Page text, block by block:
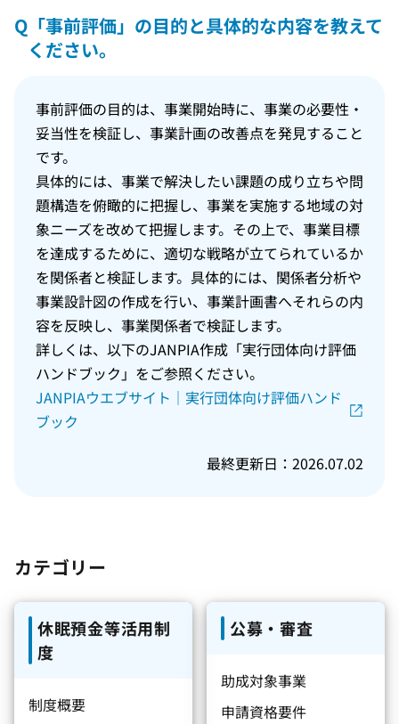
Q 「事前評価」の目的と具体的な内容を教えて
ください。
事前評価の目的は、事業開始時に、事業の必要性・
妥当性を検証し、事業計画の改善点を発見すること
です。
具体的には、事業で解決したい課題の成り立ちや問
題構造を俯瞰的に把握し、事業を実施する地域の対
象ニーズを改めて把握します。その上で、事業目標
を達成するために、適切な戦略が立てられているか
を関係者と検証します。具体的には、関係者分析や
事業設計図の作成を行い、事業計画書へそれらの内
容を反映し、事業関係者で検証します。
詳しくは、以下のJANPIA作成「実行団体向け評価
ハンドブック」をご参照ください。
JANPIAウエブサイト｜実行団体向け評価ハンド
ブック
最終更新日：2026.07.02
カテゴリー
休眠預金等活用制
度
制度概要
公募・審査
助成対象事業
申請資格要件